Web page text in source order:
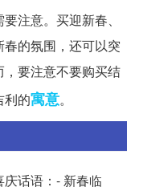
注意。买迎新春、
的氛围，还可以突
要注意不要购买结
利的寓意。
话语：- 新春临